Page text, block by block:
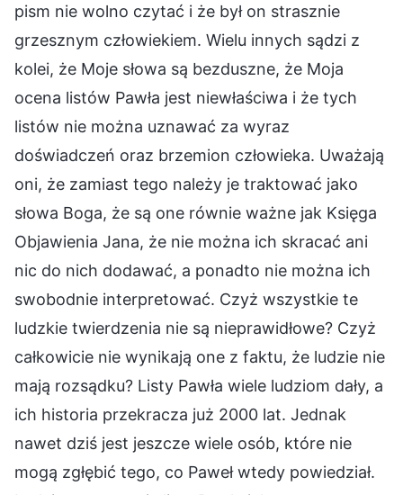
pism nie wolno czytać i że był on strasznie
grzesznym człowiekiem. Wielu innych sądzi z
kolei, że Moje słowa są bezduszne, że Moja
ocena listów Pawła jest niewłaściwa i że tych
listów nie można uznawać za wyraz
doświadczeń oraz brzemion człowieka. Uważają
oni, że zamiast tego należy je traktować jako
słowa Boga, że są one równie ważne jak Księga
Objawienia Jana, że nie można ich skracać ani
nic do nich dodawać, a ponadto nie można ich
swobodnie interpretować. Czyż wszystkie te
ludzkie twierdzenia nie są nieprawidłowe? Czyż
całkowicie nie wynikają one z faktu, że ludzie nie
mają rozsądku? Listy Pawła wiele ludziom dały, a
ich historia przekracza już 2000 lat. Jednak
nawet dziś jest jeszcze wiele osób, które nie
mogą zgłębić tego, co Paweł wtedy powiedział.